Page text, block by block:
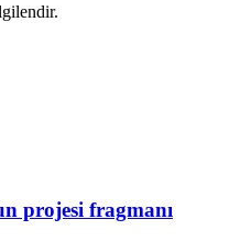
projesi fragmanı